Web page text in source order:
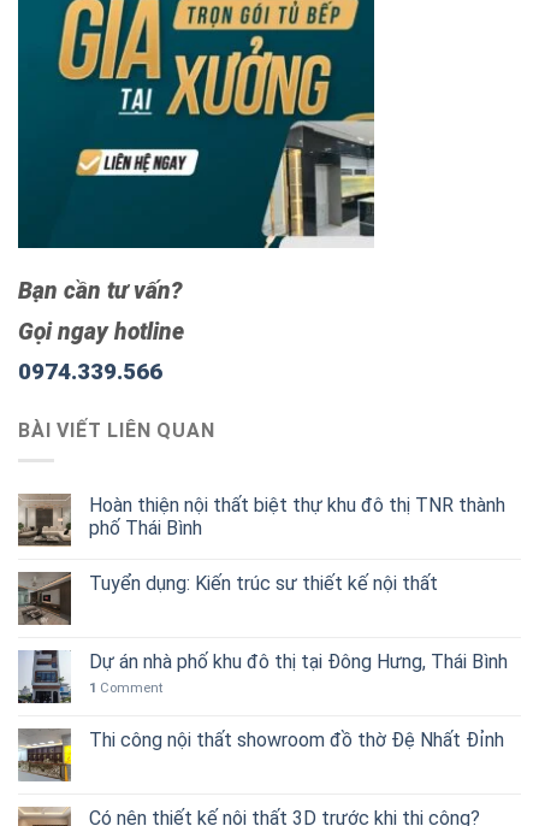
Bạn cần tư vấn?
Gọi ngay hotline
0974.339.566
BÀI VIẾT LIÊN QUAN
Hoàn thiện nội thất biệt thự khu đô thị TNR thành
phố Thái Bình
Tuyển dụng: Kiến trúc sư thiết kế nội thất
Dự án nhà phố khu đô thị tại Đông Hưng, Thái Bình
1 Comment
Thi công nội thất showroom đồ thờ Đệ Nhất Đỉnh
Có nên thiết kế nội thất 3D trước khi thi công?